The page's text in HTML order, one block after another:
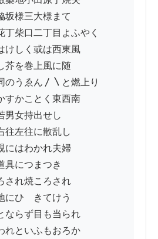
坂様三大様まて
丁柴口二丁目よふやく
けしく或は西東風
芥を巻上風に随
のうゑん〳〵と燃上り
すかことく東西南
男女持出せし
往左往に散乱し
にはわかれ夫婦
具につまつき
され焼ころされ
にひゞきてけう
ならず目も当られ
れといふもおろか